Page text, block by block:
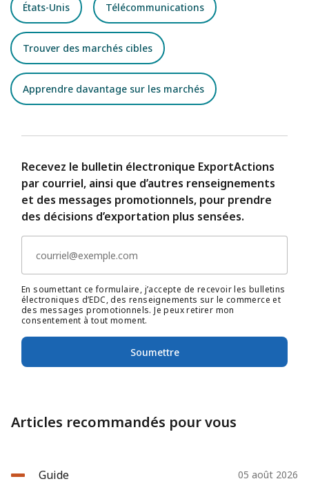
États-Unis Télécommunications
Trouver des marchés cibles
Apprendre davantage sur les marchés
Recevez le bulletin électronique ExportActions
par courriel, ainsi que d’autres renseignements
et des messages promotionnels, pour prendre
des décisions d’exportation plus sensées.
En soumettant ce formulaire, j’accepte de recevoir les bulletins
électroniques d’EDC, des renseignements sur le commerce et
des messages promotionnels. Je peux retirer mon
consentement à tout moment.
Soumettre
Articles recommandés pour vous
Guide 05 août 2026